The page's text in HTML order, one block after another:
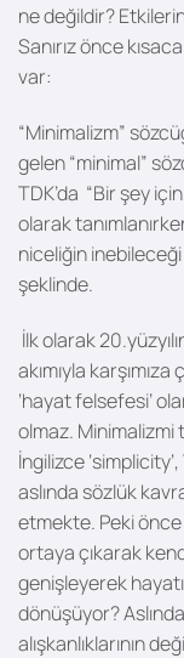
ne değildir?
Sanırız önce
var:
“Minimalizm”
gelen “minimal”
TDK’da “Bir şey
olarak
niceliğin
şeklinde.
İlk olarak
akımıyla
‘hayat felsefesi’
olmaz. Minimalizmi
İngilizce
aslında sözlük
etmekte. Peki önce
ortaya çıkarak
genişleyerek
dönüşüyor?
alışkanlıklarının